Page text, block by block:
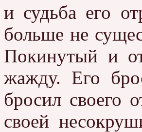
и судьба его
больше не
Покинутый и
жажду. Его
бросил своего
своей